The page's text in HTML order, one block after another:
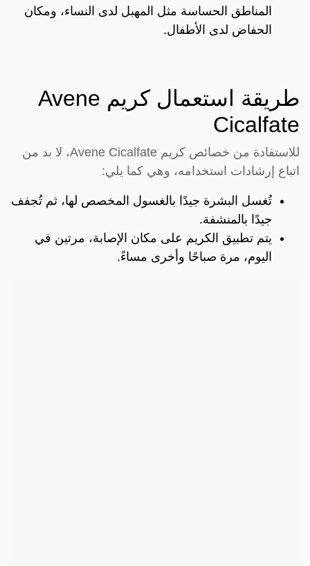
المناطق الحساسة مثل المهبل لدى النساء، ومكان
الحفاض لدى الأطفال.
طريقة استعمال كريم Avene
Cicalfate
للاستفادة من خصائص كريم Avene Cicalfate، لا بد من
اتباع إرشادات استخدامه، وهي كما يلي:
تُغسل البشرة جيدًا بالغسول المخصص لها، ثم تُجفف
جيدًا بالمنشفة.
يتم تطبيق الكريم على مكان الإصابة، مرتين في
اليوم، مرة صباحًا وأخرى مساءً.